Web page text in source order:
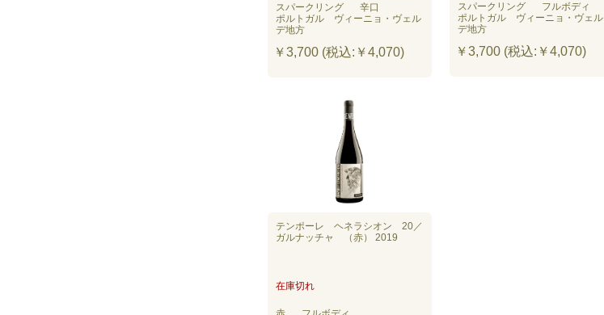
スパークリング
辛口
ポルトガル ヴィーニョ・ヴェル
デ地方
￥3,700 (税込:￥4,070)
スパークリング
フルボディ
ポルトガル ヴィーニョ・ヴェル
デ地方
￥3,700 (税込:￥4,070)
テンポーレ ヘネラシオン 20／
ガルナッチャ （赤） 2019
在庫切れ